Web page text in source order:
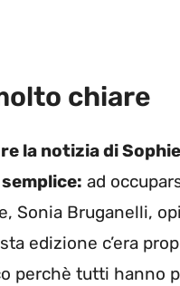
chiare
la notizia di
ad
Sonia Bruganelli,
edizione c’era
perchè tutti hanno